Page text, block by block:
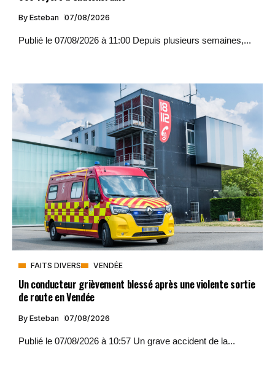
By Esteban 07/08/2026
Publié le 07/08/2026 à 11:00 Depuis plusieurs semaines,...
FAITS DIVERS VENDÉE
Un conducteur grièvement blessé après une violente sortie
de route en Vendée
By Esteban 07/08/2026
Publié le 07/08/2026 à 10:57 Un grave accident de la...